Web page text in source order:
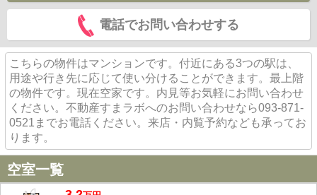
電話でお問い合わせする
こちらの物件はマンションです。付近にある3つの駅は、
用途や行き先に応じて使い分けることができます。最上階
の物件です。現在空家です。内見等お気軽にお問い合わせ
ください。不動産すまラボへのお問い合わせなら093-871-
0521までお電話ください。来店・内覧予約なども承ってお
ります。
空室一覧